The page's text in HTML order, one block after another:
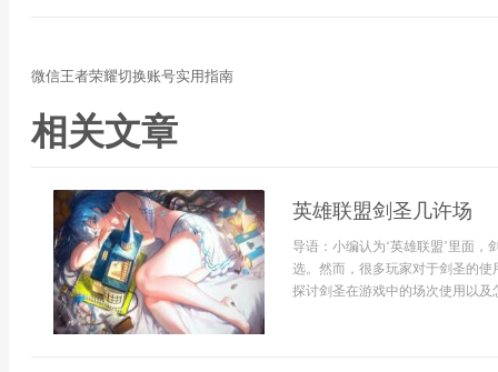
微信王者荣耀切换账号实用指南
相关文章
英雄联盟剑圣几许场
导语：小编认为‘英雄联盟’里面
选。然而，很多玩家对于剑圣的
探讨剑圣在游戏中的场次使用以及